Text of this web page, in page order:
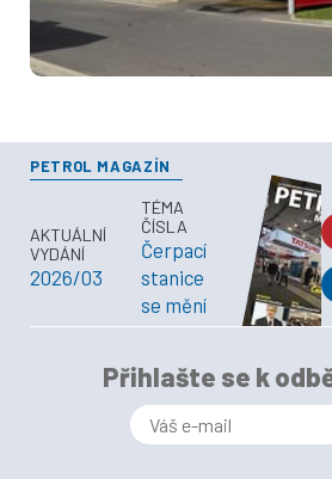
PETROL MAGAZÍN
AKTUÁLNÍ
VYDÁNÍ
2026/03
TÉMA
ČÍSLA
Čerpací
stanice
se mění
Přihlašte se k